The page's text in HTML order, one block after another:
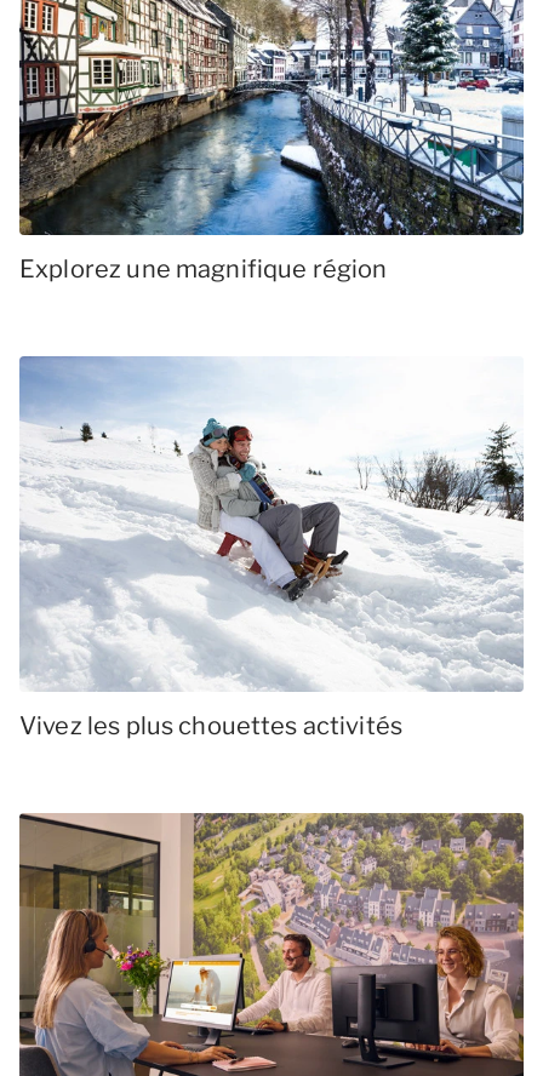
Explorez une magnifique région
Vivez les plus chouettes activités